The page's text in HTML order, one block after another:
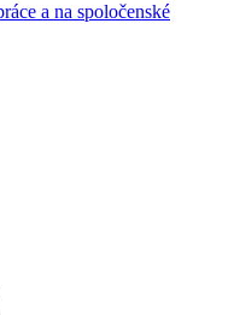
a na spoločenské